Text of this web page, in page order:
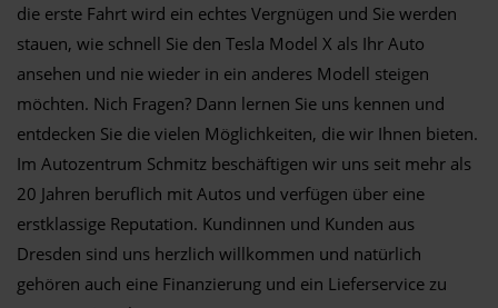
die erste Fahrt wird ein echtes Vergnügen und Sie werden
stauen, wie schnell Sie den Tesla Model X als Ihr Auto
ansehen und nie wieder in ein anderes Modell steigen
möchten. Nich Fragen? Dann lernen Sie uns kennen und
entdecken Sie die vielen Möglichkeiten, die wir Ihnen bieten.
Im Autozentrum Schmitz beschäftigen wir uns seit mehr als
20 Jahren beruflich mit Autos und verfügen über eine
erstklassige Reputation. Kundinnen und Kunden aus
Dresden sind uns herzlich willkommen und natürlich
gehören auch eine Finanzierung und ein Lieferservice zu